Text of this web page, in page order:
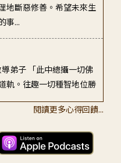
地斷惡修善。希望未來生
事...
弟子 「此中總攝一切佛
軌。往趣一切種智地位勝
暇滿阻斷惡趣。 今天居
閱讀更多心得回饋...